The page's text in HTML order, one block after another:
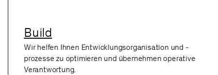
Build
Wir helfen Ihnen Entwicklungsorganisation und -
prozesse zu optimieren und übernehmen operative
Verantwortung.